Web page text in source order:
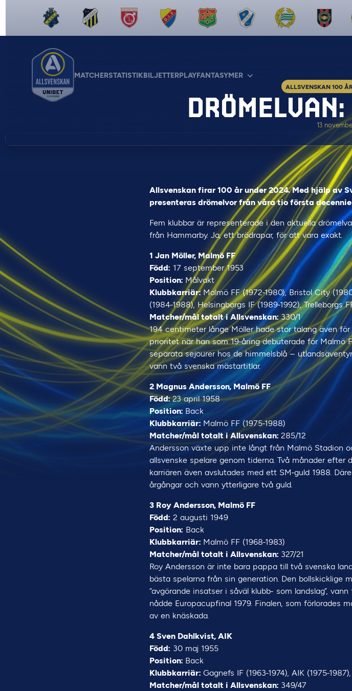
MATCHERSTATISTIKBILJETTERPLAYFANTASYMER
ALLSVENSKAN 100
13
Allsvenskan firar 100 år under 2024. Med hjälp av
presenteras drömelvor från våra tio första
Fem klubbar är representerade i den aktuella
från Hammarby. Ja, ett brödrapar, för att vara exakt.
1 Jan Möller, Malmö FF
Född: 17 september 1953
Position: Målvakt
Klubbkarriär:Malmö FF (1972-1980), Bristol City
(1984-1988), Helsingborgs IF (1989-1992), Trelleborgs
Matcher/mål totalt i Allsvenskan:330/1
194 centimeter långe Möller hade stor talang även
prioritet när han som 19-åring debuterade för Malmö
separata sejourer hos de himmelsblå –
vann två svenska mästartitlar.
2 Magnus Andersson, Malmö FF
Född:23 april 1958
Position: Back
Klubbkarriär: Malmö FF (1975-1988)
Matcher/mål totalt i Allsvenskan: 285/12
Andersson växte upp inte långt från Malmö Stadion
allsvenske spelare genom tiderna. Två månader
karriären även avslutades med ett SM-guld 1988.
årgångar och vann ytterligare två guld.
3 Roy Andersson, Malmö FF
Född: 2 augusti 1949
Position: Back
Klubbkarriär: Malmö FF (1968-1983)
Matcher/mål totalt i Allsvenskan: 327/21
Roy Andersson är inte bara pappa till två svenska
bästa spelarna från sin generation. Den bollskicklige
“avgörande insatser i såväl klubb- som landslag”,
nådde Europacupfinal 1979. Finalen, som förlorades
av en knäskada.
4 Sven Dahlkvist, AIK
Född: 30 maj 1955
Position: Back
Klubbkarriär: Gagnefs IF (1963-1974), AIK (1975-
Matcher/mål totalt i Allsvenskan: 349/47